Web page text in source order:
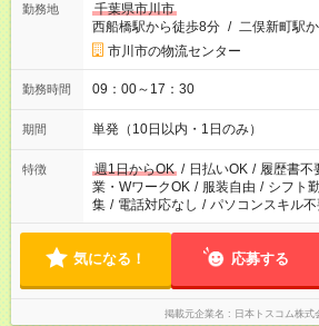
勤務地
千葉県市川市
西船橋駅から徒歩8分 / 二俣新町駅
市川市の物流センター
勤務時間 09：00～17：30
期間 単発（10日以内・1日のみ）
特徴 週1日からOK / 日払いOK / 履歴書不
業・WワークOK / 服装自由 / シフト
集 / 電話対応なし / パソコンスキル
気になる！ 応募する
掲載元企業名 日本トスコム株式